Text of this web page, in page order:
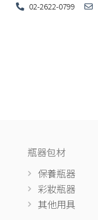
02-2622-0799
瓶器包材
保養瓶器
彩妝瓶器
其他用具